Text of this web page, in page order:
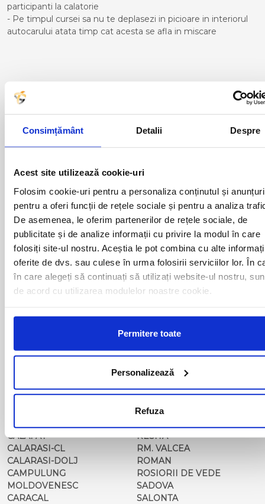
Consimțământ Detalii Despre
Acest site utilizează cookie-uri
Folosim cookie-uri pentru a personaliza conținutul și
pentru a oferi funcții de rețele sociale și pentru a analiza
De asemenea, le oferim partenerilor de rețele sociale, de
publicitate și de analize informații cu privire la modul în care
folosiți site-ul nostru. Aceștia le pot combina cu alte
oferite de dvs. sau culese în urma folosirii serviciilor lor. În
în care alegeți să continuați să utilizați website-ul nostru,
de acord cu utilizarea modulelor noastre cookie.
Permitere toate
Personalizează
Refuza
participanti la calatorie
- Pe timpul cursei sa nu te deplasezi in picioare in interiorul
autocarului atata timp cat acesta se afla in miscare
Curse din Romania catre
BENIDORM:
ACAS
AIUD
ALESD
ALEXANDRIA
BACAU
BAIA MARE
BAILE HERCULANE
BAILESTI
BALS-IS
BALS-OT
BARCA
BISTRITA
BRAILA
BRASOV
BUZAU
CALAFAT
CALARASI-CL
CALARASI-DOLJ
CAMPULUNG
MOLDOVENESC
CARACAL
LUGOJ
MEDGIDIA
MIZIL
MOINESTI
MOTCA
NUSFALAU
OLTENITA
ONESTI
ORADEA
ORSOVA
PASCANI
PERICEI
PISCU VECHI
PITESTI
PODARI
POIANA MARE
RADOVAN
RAST
RESITA
RM. VALCEA
ROMAN
ROSIORII DE VEDE
SADOVA
SALONTA